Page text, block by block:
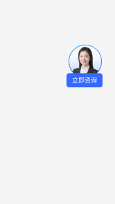
立即咨询